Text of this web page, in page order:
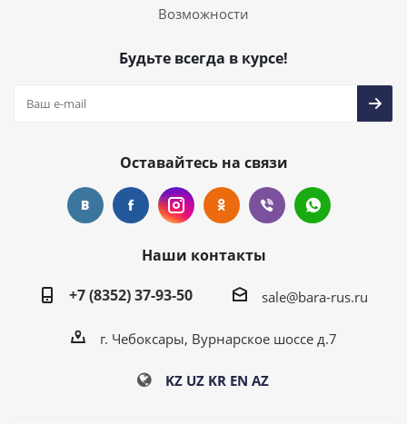
Возможности
Будьте всегда в курсе!
Оставайтесь на связи
Наши контакты
+7 (8352) 37-93-50
sale@bara-rus.ru
г. Чебоксары, Вурнарское шоссе д.7
KZ UZ KR EN AZ